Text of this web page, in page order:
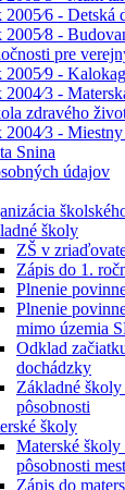
2005⁄6 - Detská
2005⁄8 -
pre
2005⁄9 -
2004⁄3 -
zdravého
2004⁄3 -
Snina
údajov
školy
ZŠ v
Zápis do 1.
Plnenie
Plnenie
mimo územia
Odklad
dochádzky
Základné
pôsobnosti
školy
Materské
pôsobnosti
Zápis do